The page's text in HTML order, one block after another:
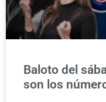
Baloto del
son los